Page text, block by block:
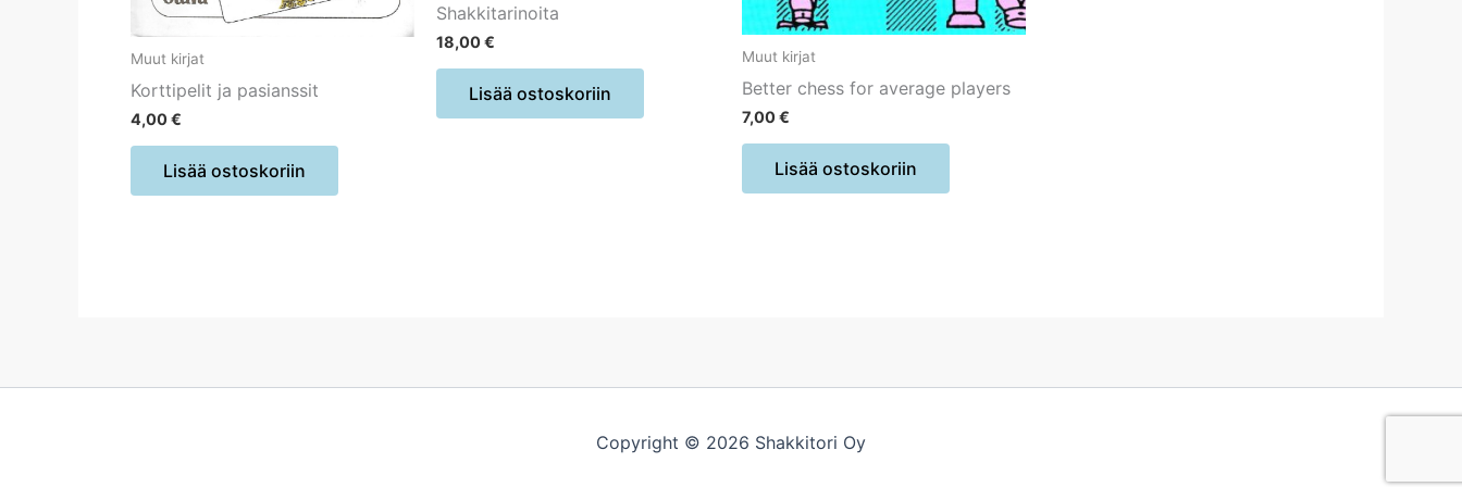
Muut kirjat
Korttipelit ja pasianssit
4,00€
Lisää ostoskoriin
Shakkitarinoita
18,00€
Lisää ostoskoriin
Muut kirjat
Better chess for average players
7,00€
Lisää ostoskoriin
Copyright © 2026 Shakkitori Oy